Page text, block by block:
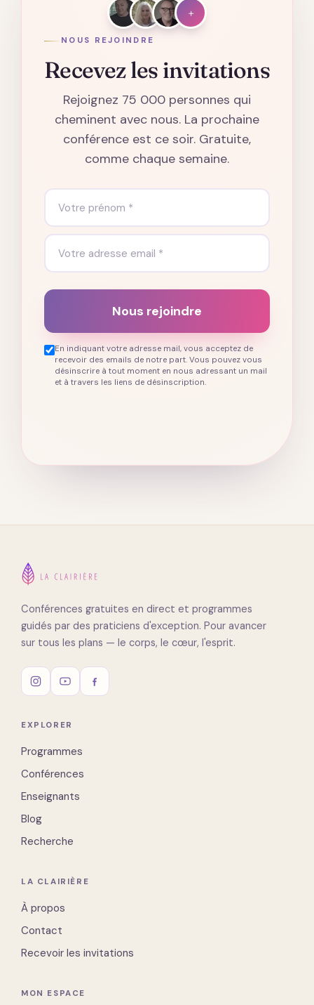
+
NOUS REJOINDRE
Recevez les invitations
Rejoignez 75 000 personnes qui
cheminent avec nous. La prochaine
conférence est ce soir. Gratuite,
comme chaque semaine.
Nous rejoindre
En indiquant votre adresse mail, vous acceptez de
recevoir des emails de notre part. Vous pouvez vous
désinscrire à tout moment en nous adressant un mail
et à travers les liens de désinscription.
Conférences gratuites en direct et programmes
guidés par des praticiens d'exception. Pour avancer
sur tous les plans — le corps, le cœur, l'esprit.
EXPLORER
Programmes
Conférences
Enseignants
Blog
Recherche
LA CLAIRIÈRE
À propos
Contact
Recevoir les invitations
MON ESPACE